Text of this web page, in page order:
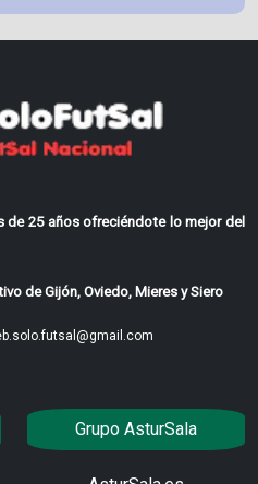
de 25 años ofreciéndote lo mejor del
de Gijón, Oviedo, Mieres y Siero
Grupo AsturSala